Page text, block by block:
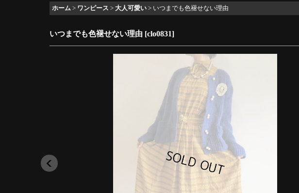
ホーム > ワンピース > 大人可愛い > いつまでも色褪せない理由
いつまでも色褪せない理由 [clo0831]